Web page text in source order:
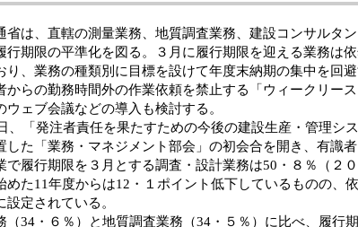
は、直轄の測量業務、地質調査業務、建設コンサルタ
行期限の平準化を図る。３月に履行期限を迎える業務は
り、業務の種類別に目標を設けて年度末納期の集中を回
からの勤務時間外の作業依頼を禁止する「ウィークリー
ウェブ会議などの導入も検討する。
、「発注者責任を果たすための今後の建設生産・管理シ
した「業務・マネジメント部会」の初会合を開き、有識
履行期限を３月とする調査・設計業務は50・８％（２
めた11年度からは12・１ポイント低下しているものの、
設定されている。
34・６％）と地質調査業務（34・５％）に比べ、履行